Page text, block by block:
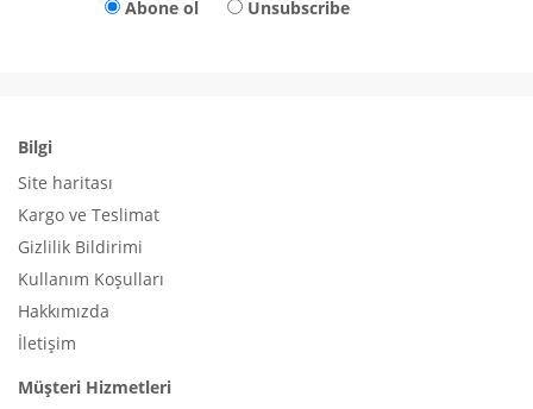
Abone ol Unsubscribe
Bilgi
Site haritası
Kargo ve Teslimat
Gizlilik Bildirimi
Kullanım Koşulları
Hakkımızda
İletişim
Müşteri Hizmetleri